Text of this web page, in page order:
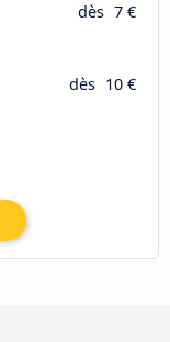
dès 7 €
dès 10 €